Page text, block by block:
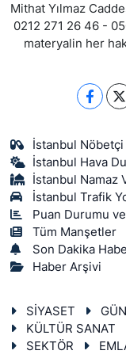
Mithat Yılmaz
0212 271 26 46 -
materyalin her
İstanbul
İstanbul Hava
İstanbul Namaz
İstanbul Trafik
Puan Durumu
Tüm Manşetler
Son Dakika
Haber Arşivi
SİYASET
KÜLTÜR SANAT
SEKTÖR